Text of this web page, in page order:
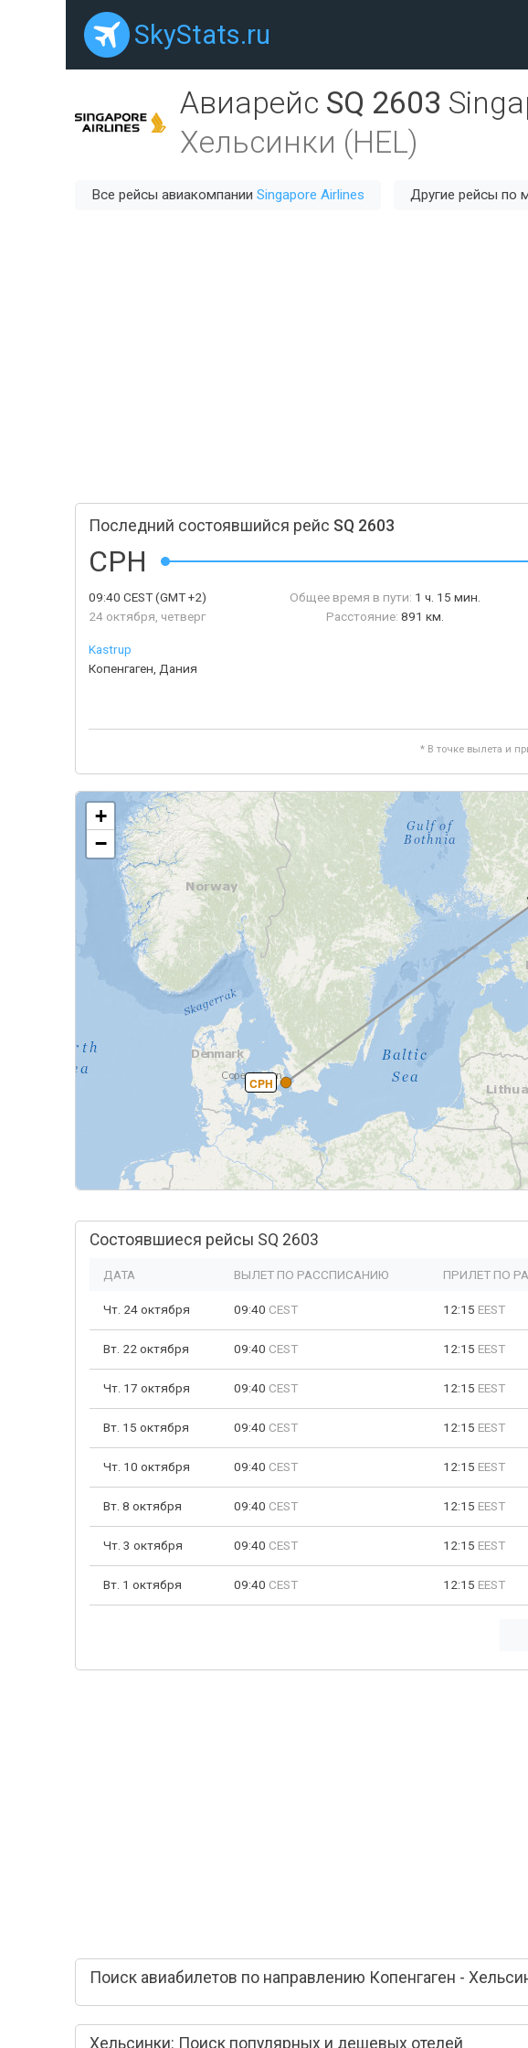
SkyStats.ru
Авиарейс SQ 2603
Хельсинки (HEL)
Все рейсы авиакомпании Singapore Airlines Другие рейсы по
Последний состоявшийся рейс SQ 2603
CPH
09:40 CEST(GMT +2)
24 октября, четверг
Общее время в пути: 1 ч. 15 мин.
Расстояние: 891 км.
Kastrup
Копенгаген, Дания
* В точке вылета и
CPH
+
−
Состоявшиеся рейсы SQ 2603
ДАТА ВЫЛЕТ ПО РАССПИСАНИЮ ПРИЛЕТ ПО
Чт. 24 октября 09:40 CEST 12:15 EEST
Вт. 22 октября 09:40 CEST 12:15 EEST
Чт. 17 октября 09:40 CEST 12:15 EEST
Вт. 15 октября 09:40 CEST 12:15 EEST
Чт. 10 октября 09:40 CEST 12:15 EEST
Вт. 8 октября 09:40 CEST 12:15 EEST
Чт. 3 октября 09:40 CEST 12:15 EEST
Вт. 1 октября 09:40 CEST 12:15 EEST
Поиск авиабилетов по направлению Копенгаген -
Хельсинки: Поиск популярных и дешевых отелей